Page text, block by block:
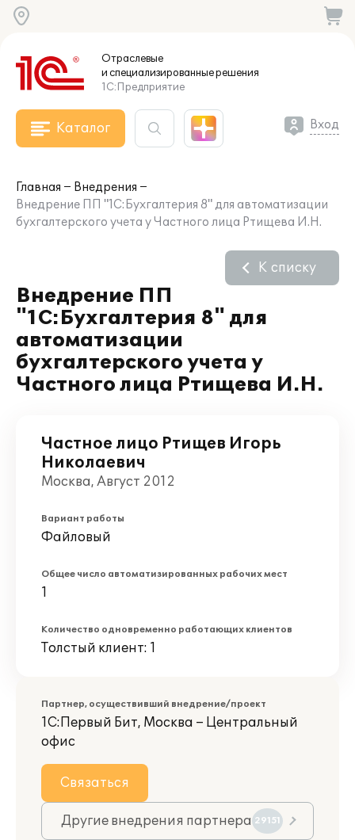
Отраслевые
и специализированныерешения
1С:Предприятие
Каталог Вход
Главная
Внедрения
Внедрение ПП "1С:Бухгалтерия 8" для автоматизации
бухгалтерского учета у Частного лица Ртищева И.Н.
Внедрение ПП
"1С:Бухгалтерия 8" для
автоматизации
бухгалтерского учета у
Частного лица Ртищева И.Н.
К списку
Частное лицо Ртищев Игорь
Николаевич
Москва, Август 2012
Вариант работы
Файловый
Общее число автоматизированных рабочих мест
1
Количество одновременно работающих клиентов
Толстый клиент: 1
Партнер, осуществивший внедрение/проект
1С:Первый Бит, Москва – Центральный
офис
Связаться
Другие внедрения партнера 29151